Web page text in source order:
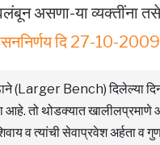
असणा-या
दि 27-10-2009
(Larger Bench) दिलेल्या
आहे. तो थोडक्यात खालीलप्रमाणे
व त्यांची सेवाप्रवेश अर्हता व